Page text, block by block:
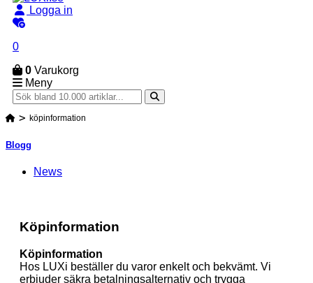
Logga in
0
0 Varukorg
Meny
köpinformation
Blogg
News
Köpinformation
Köpinformation
Hos LUXi beställer du varor enkelt och bekvämt. Vi
erbjuder säkra betalningsalternativ och trygga